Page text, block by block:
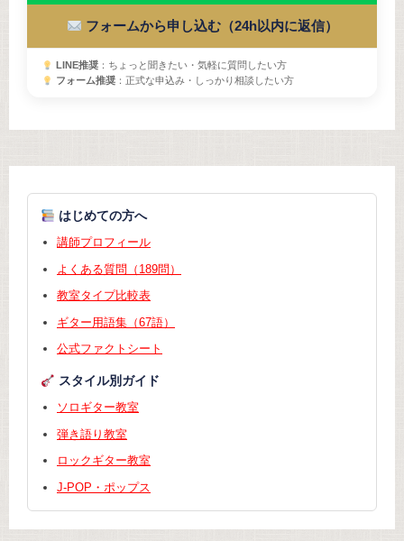
フォームから申し込む（24h以内に返信）
LINE推奨：ちょっと聞きたい・気軽に質問したい方
フォーム推奨：正式な申込み・しっかり相談したい方
はじめての方へ
講師プロフィール
よくある質問（189問）
教室タイプ比較表
ギター用語集（67語）
公式ファクトシート
スタイル別ガイド
ソロギター教室
弾き語り教室
ロックギター教室
J-POP・ポップス